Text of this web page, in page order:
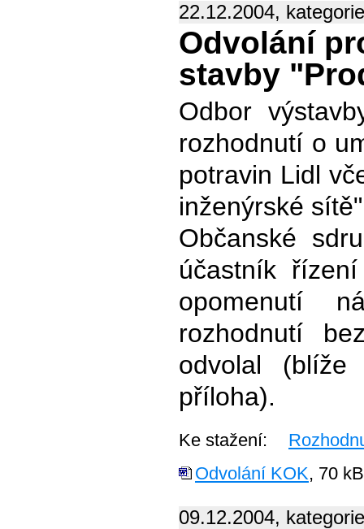
22.12.2004,
Odvolání
stavby
Odbor
rozhodnutí o
potravin Lidl
inženýrské
Občanské
účastník
opomenutí
rozhodnutí
odvolal
příloha).
Ke stažení:
Odvolání KOK, 70 kB
09.12.2004,